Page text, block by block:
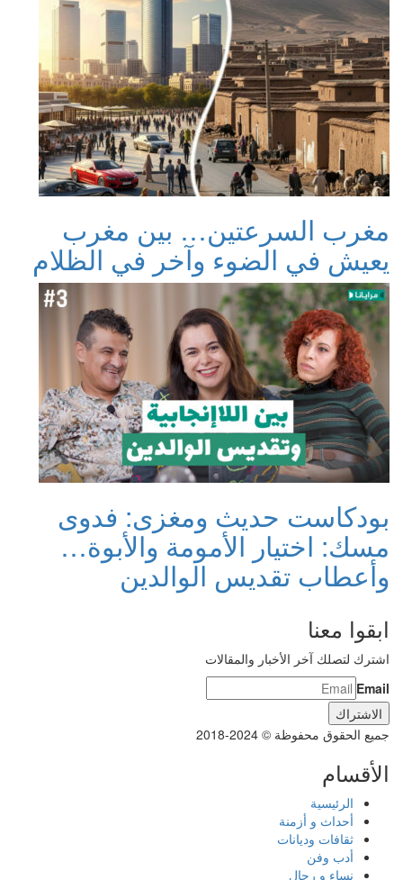
مغرب السرعتين… بين مغرب
يعيش في الضوء وآخر في الظلام
بودكاست حديث ومغزى: فدوى
مسك: اختيار الأمومة والأبوة…
وأعطاب تقديس الوالدين
ابقوا معنا
اشترك لتصلك آخر الأخبار والمقالات
Email
جميع الحقوق محفوظة © 2024-2018
الأقسام
الرئيسية
أحداث و أزمنة
ثقافات وديانات
أدب وفن
نساء و رجال